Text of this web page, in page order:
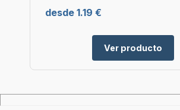
desde 1.19 €
Ver producto